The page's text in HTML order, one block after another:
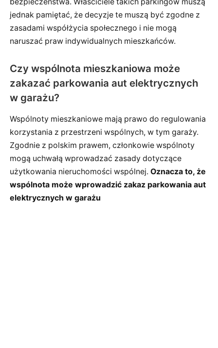
bezpieczeństwa. Właściciele takich parkingów muszą
jednak pamiętać, że decyzje te muszą być zgodne z
zasadami współżycia społecznego i nie mogą
naruszać praw indywidualnych mieszkańców.
Czy wspólnota mieszkaniowa może
zakazać parkowania aut elektrycznych
w garażu?
Wspólnoty mieszkaniowe mają prawo do regulowania
korzystania z przestrzeni wspólnych, w tym garaży.
Zgodnie z polskim prawem, członkowie wspólnoty
mogą uchwałą wprowadzać zasady dotyczące
użytkowania nieruchomości wspólnej. Oznacza to, że
wspólnota może wprowadzić zakaz parkowania aut
elektrycznych w garażu